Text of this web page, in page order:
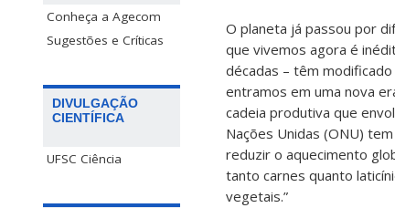
Conheça a Agecom
Sugestões e Críticas
DIVULGAÇÃO
CIENTÍFICA
UFSC Ciência
O planeta já passou por
que vivemos agora é
décadas – têm
entramos em uma nova
cadeia produtiva que
Nações Unidas (ONU)
reduzir o aquecimento
tanto carnes quanto
vegetais.”